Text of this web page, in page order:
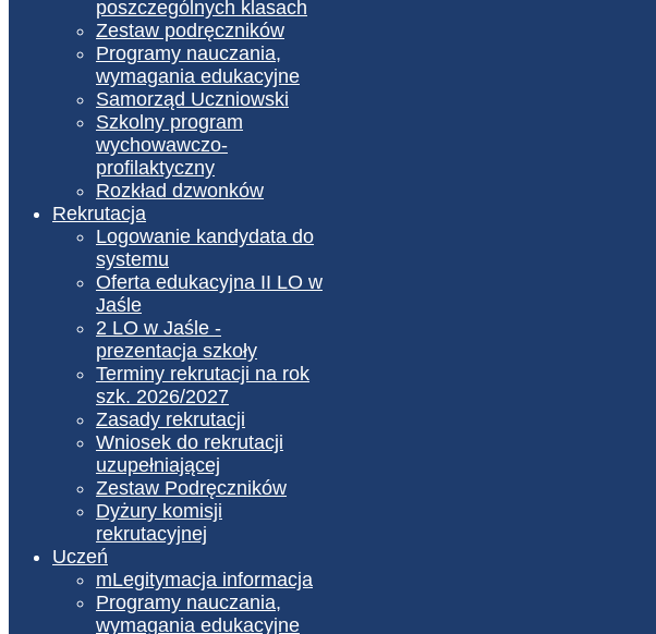
poszczególnych klasach
Zestaw podręczników
Programy nauczania,
wymagania edukacyjne
Samorząd Uczniowski
Szkolny program
wychowawczo-
profilaktyczny
Rozkład dzwonków
Rekrutacja
Logowanie kandydata do
systemu
Oferta edukacyjna II LO w
Jaśle
2 LO w Jaśle -
prezentacja szkoły
Terminy rekrutacji na rok
szk. 2026/2027
Zasady rekrutacji
Wniosek do rekrutacji
uzupełniającej
Zestaw Podręczników
Dyżury komisji
rekrutacyjnej
Uczeń
mLegitymacja informacja
Programy nauczania,
wymagania edukacyjne